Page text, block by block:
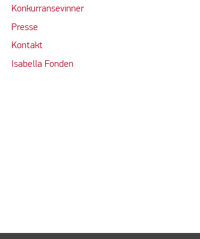
Konkurransevinner
Presse
Kontakt
Isabella Fonden